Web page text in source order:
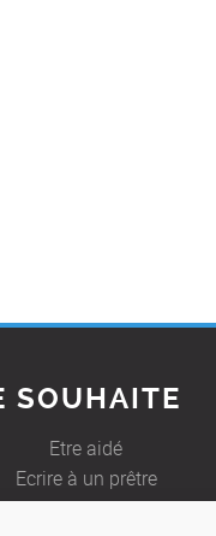
SOUHAITE
Etre aidé
Ecrire à un prêtre